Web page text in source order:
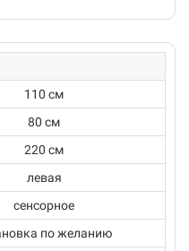
110 см
80 см
220 см
левая
сенсорное
по желанию